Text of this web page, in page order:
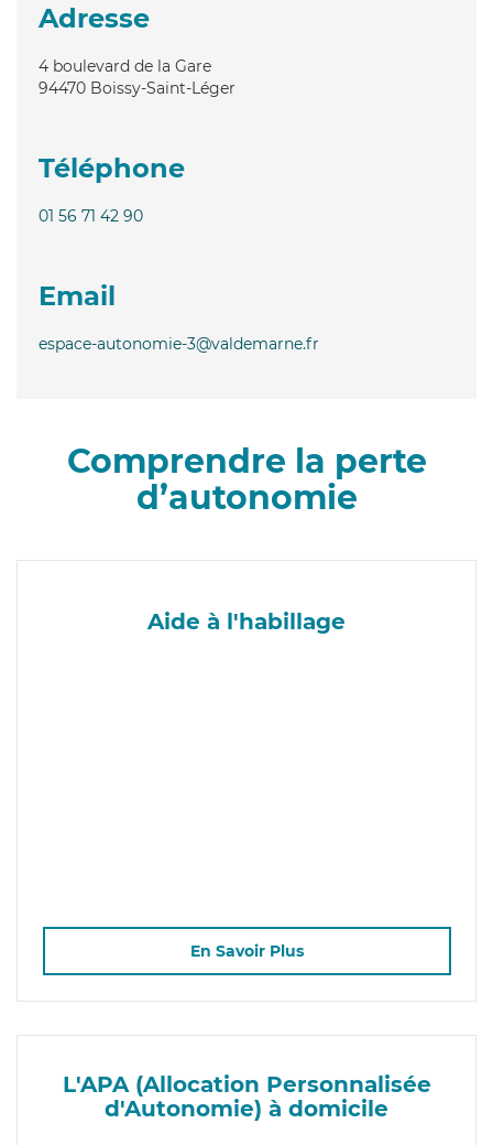
Adresse
4 boulevard de la Gare
94470 Boissy-Saint-Léger
Téléphone
01 56 71 42 90
Email
espace-autonomie-3@valdemarne.fr
Comprendre la perte
d’autonomie
Aide à l'habillage
En Savoir Plus
L'APA (Allocation Personnalisée
d'Autonomie) à domicile